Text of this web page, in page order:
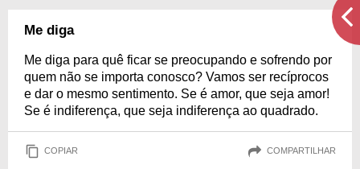
Me diga
Me diga para quê ficar se preocupando e sofrendo por
quem não se importa conosco? Vamos ser recíprocos
e dar o mesmo sentimento. Se é amor, que seja amor!
Se é indiferença, que seja indiferença ao quadrado.
COPIAR COMPARTILHAR